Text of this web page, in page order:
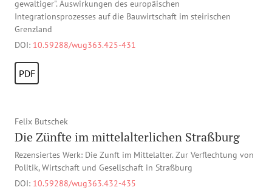
gewaltiger". Auswirkungen des europäischen
Integrationsprozesses auf die Bauwirtschaft im steirischen
Grenzland
DOI: 10.59288/wug363.425-431
PDF
Felix Butschek
Die Zünfte im mittelalterlichen Straßburg
Rezensiertes Werk: Die Zunft im Mittelalter. Zur Verflechtung von
Politik, Wirtschaft und Gesellschaft in Straßburg
DOI: 10.59288/wug363.432-435